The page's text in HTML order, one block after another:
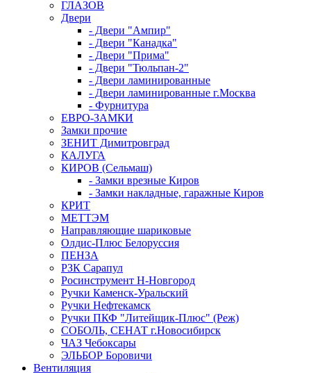
ГЛАЗОВ
Двери
- Двери "Ампир"
- Двери "Канадка"
- Двери "Прима"
- Двери "Тюльпан-2"
- Двери ламинированные
- Двери ламинированные г.Москва
- Фурнитура
ЕВРО-ЗАМКИ
Замки прочие
ЗЕНИТ Димитровград
КАЛУГА
КИРОВ (Сельмаш)
- Замки врезные Киров
- Замки накладные, гаражные Киров
КРИТ
МЕТТЭМ
Направляющие шариковые
Олдис-Плюс Белоруссия
ПЕНЗА
РЗК Сарапул
Росинструмент Н-Новгород
Ручки Каменск-Уральский
Ручки Нефтекамск
Ручки ПКФ "Литейщик-Плюс" (Реж)
СОБОЛЬ, СЕНАТ г.Новосибирск
ЧАЗ Чебоксары
ЭЛЬБОР Боровичи
Вентиляция